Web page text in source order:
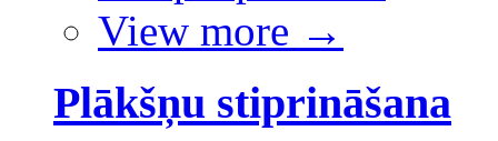
View more →
Plākšņu stiprināšana